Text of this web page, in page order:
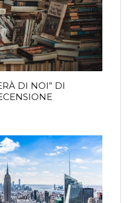
DI NOI” DI